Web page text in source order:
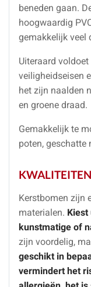
beneden gaan.
hoogwaardig
gemakkelijk veel
Uiteraard
veiligheidseisen
het zijn naalden
en groene draad.
Gemakkelijk te
poten, geschatte
KWALITEITEN
Kerstbomen zijn
materialen. Kiest
kunstmatige of
zijn voordelig,
geschikt in
vermindert het